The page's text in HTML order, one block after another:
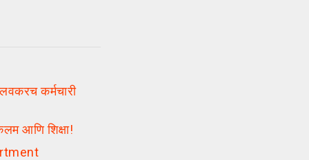
कर्मचारी
आणि शिक्षा!